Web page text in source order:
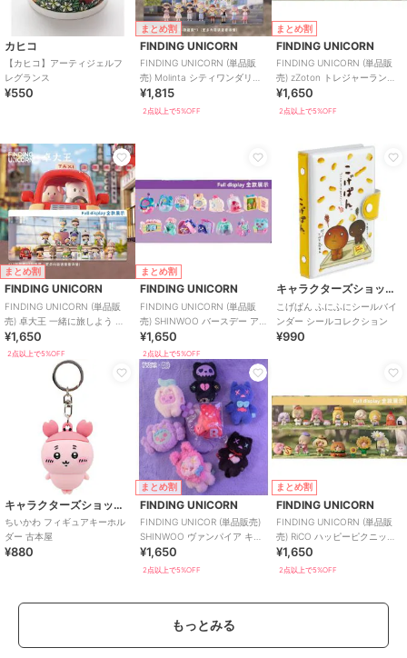
カヒコ
【カヒコ】アーティジェルフ
レグランス
¥550
まとめ割
FINDING UNICORN
FINDING UNICORN (単品販
売) Molinta シティワンダリン
グ ブラインド
¥1,815
2点以上で5%OFF
まとめ割
FINDING UNICORN
FINDING UNICORN (単品販
売) zZoton トレジャーランド
ブラインド
¥1,650
2点以上で5%OFF
まとめ割
FINDING UNICORN
FINDING UNICORN (単品販
売) 卓大王 一緒に旅しよう ブ
ラインド
¥1,650
2点以上で5%OFF
まとめ割
FINDING UNICORN
FINDING UNICORN (単品販
売) SHINWOO バースデー ア
ローン ブラインド
¥1,650
2点以上で5%OFF
キャラクターズショップ ラフラフ
こげぱん ふにふにシールバイ
ンダー シールコレクション
¥990
キャラクターズショップ ラフラフ
ちいかわ フィギュアキーホル
ダー 古本屋
¥880
まとめ割
FINDING UNICORN
FINDING UNICOR (単品販売)
SHINWOO ヴァンパイア キャ
ンディ ブラインド
¥1,650
2点以上で5%OFF
まとめ割
FINDING UNICORN
FINDING UNICORN (単品販
売) RiCO ハッピーピクニック
トゥギャザー ブラインド
¥1,650
2点以上で5%OFF
もっとみる